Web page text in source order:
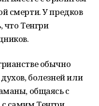
смерти. У предков
что Тенгри
обычно
болезней или
общаясь с